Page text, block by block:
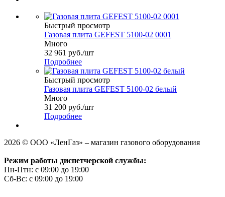
Быстрый просмотр
Газовая плита GEFEST 5100-02 0001
Много
32 961 руб./шт
Подробнее
Быстрый просмотр
Газовая плита GEFEST 5100-02 белый
Много
31 200 руб./шт
Подробнее
2026 © ООО «ЛенГаз» – магазин газового оборудования
Режим работы диспетчерской службы:
Пн-Птн: с 09:00 до 19:00
Сб-Вс: с 09:00 до 19:00